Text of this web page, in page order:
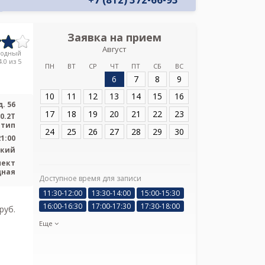
из 5
56
Заявка на прием
Август
ПН ВТ СР ЧТ ПТ СБ ВС
6 7 8
9
10
11 12 13 14 15
16
17
18 19 20 21 22
23
24
25 26 27 28 29 30
Доступное время для записи
11:30-12:00
13:30-14:00
15:00-15:30
16:00-16:30
17:00-17:30 17:30-18:00
Еще